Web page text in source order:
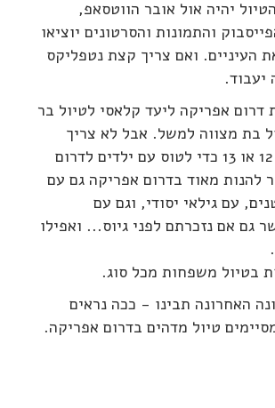
יהיה אול אובר הווטסאפ,
והתמונות והסרטונים יוציאו
העיניים. ואם צריך קצת נטפליקס
יעבוד.
דרום אפריקה ליעד קלאסי לטיול בר
בת מצווה למשל. אבל לא צריך
לחכות עד גיל 12 או 13 כדי לטוס עם ילדים לדרום
להנות מאוד בדרום אפריקה גם עם
עם גילאי יסודי, וגם עם
גם אם נזכרתם לפני גיוס... ואפילו
בטיול משפחות מכל סוג.
האחרונה תבינו - ככה נראים
טיול מדהים בדרום אפריקה.